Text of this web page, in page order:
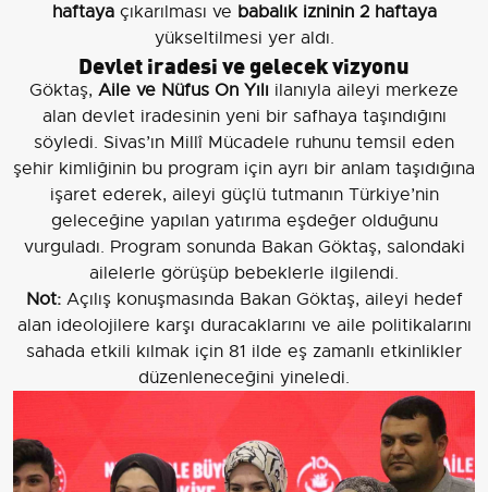
haftayaçıkarılması ve babalık izninin 2 haftaya
yükseltilmesi yer aldı.
Devlet iradesi ve gelecek vizyonu
Göktaş, Aile ve Nüfus On Yılı ilanıyla aileyi merkeze
alan devlet iradesinin yeni bir safhaya taşındığını
söyledi. Sivas’ın Millî Mücadele ruhunu temsil eden
şehir kimliğinin bu program için ayrı bir anlam taşıdığına
işaret ederek, aileyi güçlü tutmanın Türkiye’nin
geleceğine yapılan yatırıma eşdeğer olduğunu
vurguladı. Program sonunda Bakan Göktaş, salondaki
ailelerle görüşüp bebeklerle ilgilendi.
Not:Açılış konuşmasında Bakan Göktaş, aileyi hedef
alan ideolojilere karşı duracaklarını ve aile politikalarını
sahada etkili kılmak için 81 ilde eş zamanlı etkinlikler
düzenleneceğini yineledi.